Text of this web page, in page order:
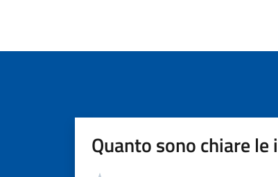
Quanto sono chiare